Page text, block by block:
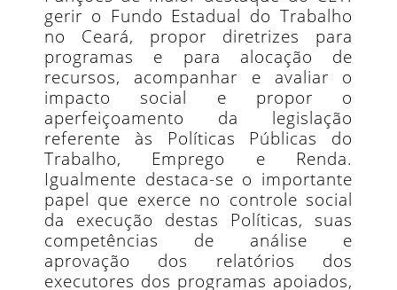
gerir o Fundo Estadual do Trabalho
no Ceará, propor diretrizes para
programas e para alocação de
recursos, acompanhar e avaliar o
impacto social e propor o
aperfeiçoamento da legislação
referente às Políticas Públicas do
Trabalho, Emprego e Renda.
Igualmente destaca-se o importante
papel que exerce no controle social
da execução destas Políticas, suas
competências de análise e
aprovação dos relatórios dos
executores dos programas apoiados,